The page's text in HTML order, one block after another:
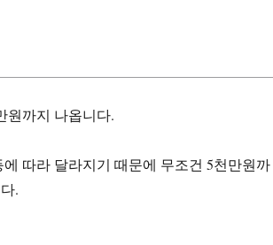
원까지 나옵니다.
따라 달라지기 때문에 무조건 5천만원까
.